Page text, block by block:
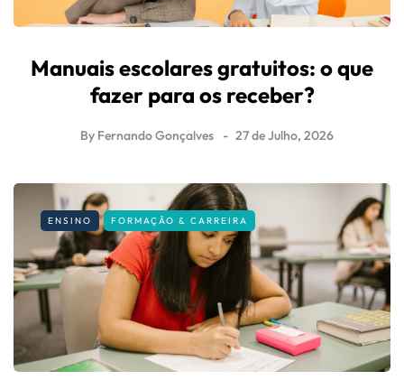
Manuais escolares gratuitos: o que
fazer para os receber?
By Fernando Gonçalves 27 de Julho, 2026
ENSINO FORMAÇÃO & CARREIRA